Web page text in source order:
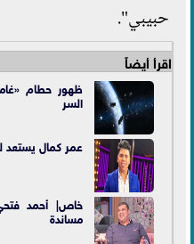
حبيبي".
اقرأ أيضاً
ظهور حطام
السر
عمر كمال
خاص| أحمد
مساندة